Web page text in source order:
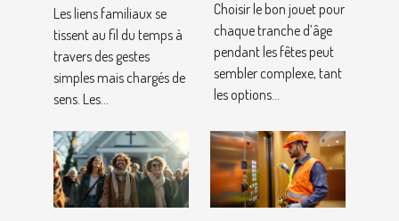
peuvent
renforcer les
liens
familiaux ?
Les liens familiaux se
tissent au fil du temps à
travers des gestes
simples mais chargés de
sens. Les...
pour chaque
âge lors des
fêtes ?
Choisir le bon jouet pour
chaque tranche d’âge
pendant les fêtes peut
sembler complexe, tant
les options...